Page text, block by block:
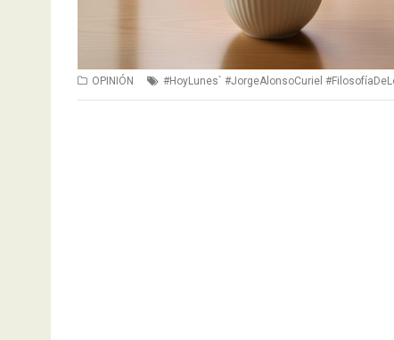
OPINIÓN #HoyLunes` #JorgeAlonsoCuriel